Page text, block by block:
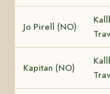
Jo Pirell (NO)
Kapitan (NO)